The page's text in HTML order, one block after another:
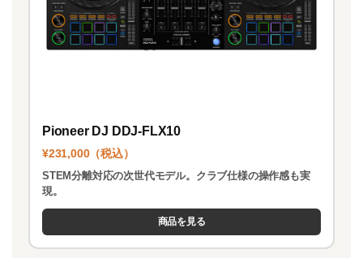
Pioneer DJ DDJ-FLX10
¥231,000（税込）
STEM分離対応の次世代モデル。クラブ仕様の操作感も実
現。
商品を見る